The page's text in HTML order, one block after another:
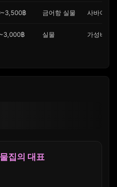
฿ 금어항 실물 사바이디
฿ 실물 가성비,
집의 대표